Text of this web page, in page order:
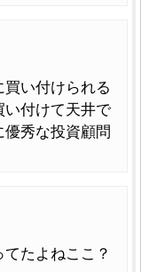
い付けられる
い付けて天井で
秀な投資顧問
たよねここ？